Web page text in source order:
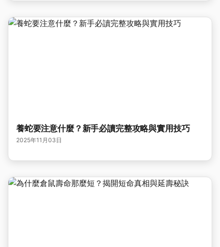
養蛇要注意什麼？新手必讀完整攻略與實用技巧
2025年11月03日